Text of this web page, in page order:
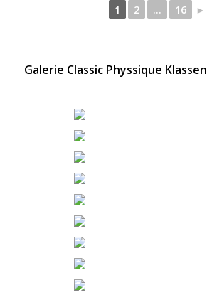
1 2 ... 16 ►
Galerie Classic Physsique Klassen